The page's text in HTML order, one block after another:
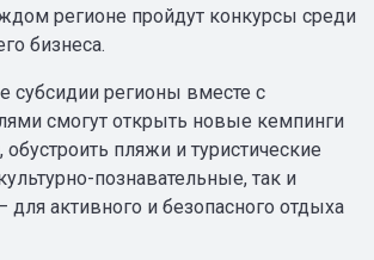
регионе пройдут конкурсы среди
бизнеса.
субсидии регионы вместе с
смогут открыть новые кемпинги
пляжи и туристические
познавательные, так и
для активного и безопасного отдыха